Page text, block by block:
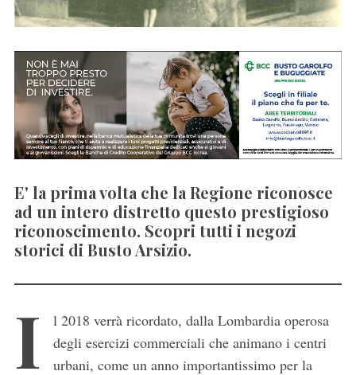
E' la prima volta che la Regione riconosce
ad un intero distretto questo prestigioso
riconoscimento. Scopri tutti i negozi
storici di Busto Arsizio.
I
l 2018 verrà ricordato, dalla Lombardia operosa
degli esercizi commerciali che animano i centri
urbani, come un anno importantissimo per la